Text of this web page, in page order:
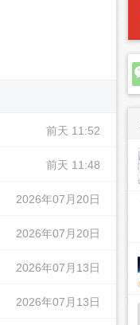
前天 11:52
前天 11:48
2026年07月20日
2026年07月20日
2026年07月13日
2026年07月13日